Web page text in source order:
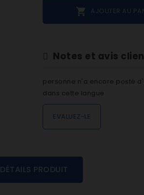
 AJOUTER AU
Notes et avis
personne n'a encore posté
dans cette langue
EVALUEZ-LE
DÉTAILS PRODUIT